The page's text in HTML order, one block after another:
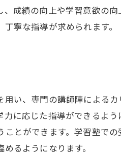
成績の向上や学習意欲の向
寧な指導が求められます。
い、専門の講師陣による
に応じた指導ができるよう
とができます。学習塾で
るようになります。